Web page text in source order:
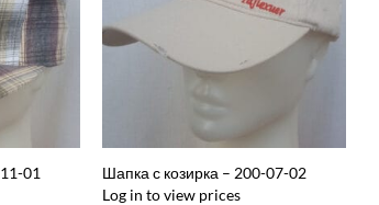
01
Шапка с козирка – 200-07-02
Log in to view prices